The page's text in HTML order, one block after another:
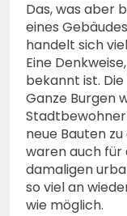
Das, was aber
eines
handelt sich
Eine
bekannt ist.
Ganze Burgen
neue Bauten
waren auch für
damaligen
so viel an
wie möglich.